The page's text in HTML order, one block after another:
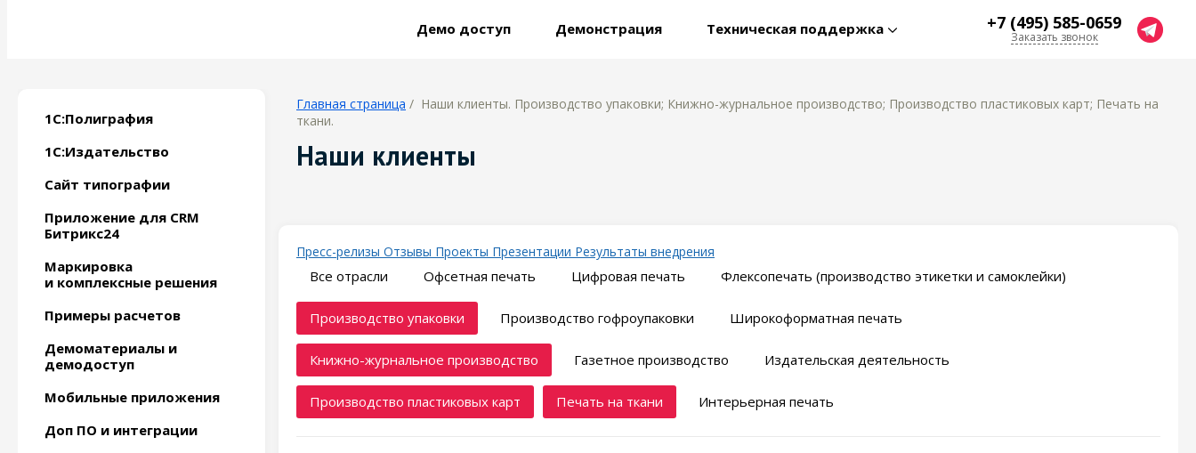
Демо доступ Демонстрация Техническая поддержка +7 (495) 585-0659
Заказать звонок
1С:Полиграфия
1С:Издательство
Сайт типографии
Приложение для CRM
Битрикс24
Маркировка
и комплексные решения
Примеры расчетов
Демоматериалы и
демодоступ
Мобильные приложения
Доп ПО и интеграции
Главная страница / Наши клиенты. Производство упаковки; Книжно-журнальное производство; Производство пластиковых карт; Печать на
ткани.
Наши клиенты
Пресс-релизы Отзывы Проекты Презентации Результаты внедрения
Все отрасли Офсетная печать Цифровая печать Флексопечать (производство этикетки и самоклейки)
Производство упаковки Производство гофроупаковки Широкоформатная печать
Книжно-журнальное производство Газетное производство Издательская деятельность
Производство пластиковых карт Печать на ткани Интерьерная печать